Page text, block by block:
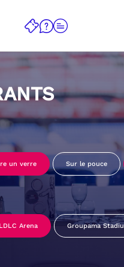
un verre Sur le pouce
LDLC Arena Groupama